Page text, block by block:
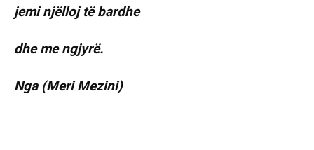
jemi njëlloj të bardhe
dhe me ngjyrë.
Nga (Meri Mezini)